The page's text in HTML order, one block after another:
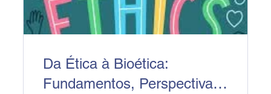
Da Ética à Bioética:
Fundamentos, Perspectivas